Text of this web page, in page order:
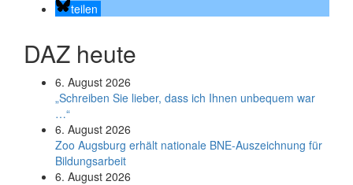
teilen
DAZ heute
6. August 2026
„Schreiben Sie lieber, dass ich Ihnen unbequem war
…“
6. August 2026
Zoo Augsburg erhält nationale BNE-Auszeichnung für
Bildungsarbeit
6. August 2026